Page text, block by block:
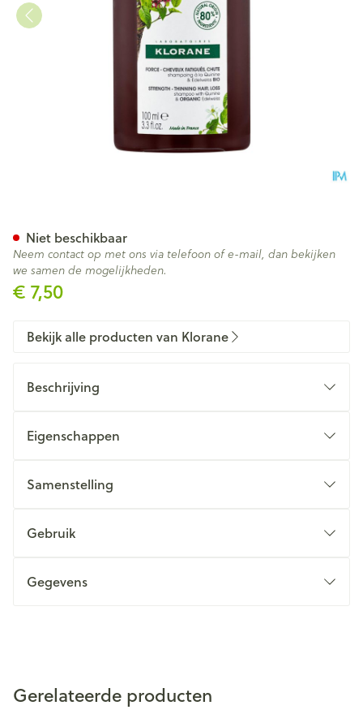
€ 7,50
Niet beschikbaar
Neem contact op met ons via telefoon of e-mail, dan bekijken
we samen de mogelijkheden.
Bekijk alle producten van Klorane
Beschrijving
Eigenschappen
Samenstelling
Gebruik
Gegevens
Gerelateerde producten